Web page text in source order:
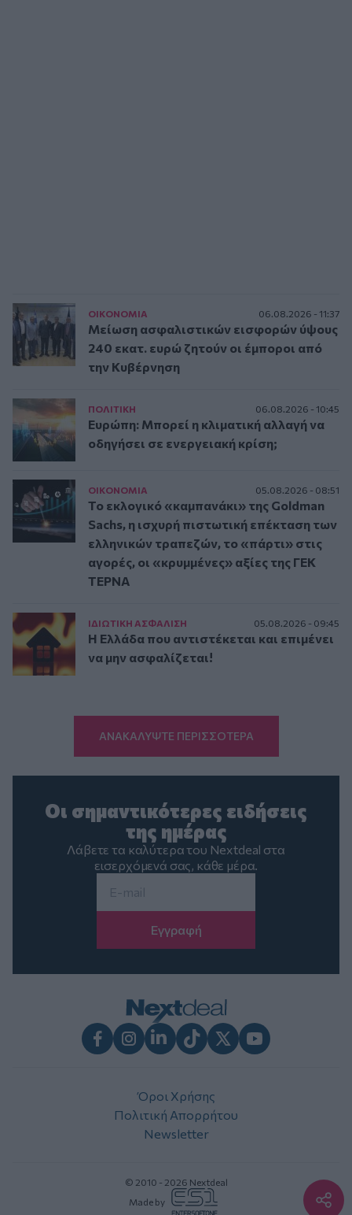
ΟΙΚΟΝΟΜΙΑ 06.08.2026 - 11:37
Μείωση ασφαλιστικών εισφορών ύψους
240 εκατ. ευρώ ζητούν οι έμποροι από
την Κυβέρνηση
ΠΟΛΙΤΙΚΗ 06.08.2026 - 10:45
Ευρώπη: Μπορεί η κλιματική αλλαγή να
οδηγήσει σε ενεργειακή κρίση;
ΟΙΚΟΝΟΜΙΑ 05.08.2026 - 08:51
Το εκλογικό «καμπανάκι» της Goldman
Sachs, η ισχυρή πιστωτική επέκταση των
ελληνικών τραπεζών, το «πάρτι» στις
αγορές, οι «κρυμμένες» αξίες της ΓΕΚ
ΤΕΡΝΑ
ΙΔΙΩΤΙΚΗ ΑΣΦAΛΙΣΗ 05.08.2026 - 09:45
Η Ελλάδα που αντιστέκεται και επιμένει
να μην ασφαλίζεται!
ΑΝΑΚΑΛΥΨΤΕ ΠΕΡΙΣΣΟΤΕΡΑ
Οι σημαντικότερες ειδήσεις
της ημέρας
Λάβετε τα καλύτερα του Nextdeal στα
εισερχόμενά σας, κάθε μέρα.
Όροι Χρήσης
Πολιτική Απορρήτου
Newsletter
© 2010 - 2026 Nextdeal
Made by